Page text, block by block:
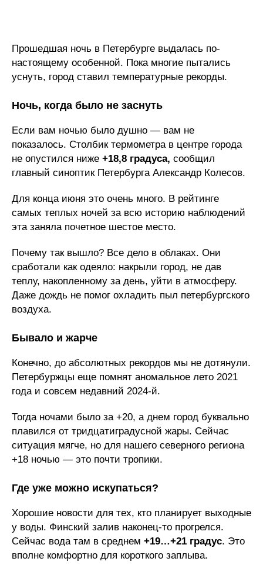
Прошедшая ночь в Петербурге выдалась по-
настоящему особенной. Пока многие пытались
уснуть, город ставил температурные рекорды.
Ночь, когда было не заснуть
Если вам ночью было душно — вам не
показалось. Столбик термометра в центре города
не опустился ниже +18,8 градуса, сообщил
главный синоптик Петербурга Александр Колесов.
Для конца июня это очень много. В рейтинге
самых теплых ночей за всю историю наблюдений
эта заняла почетное шестое место.
Почему так вышло? Все дело в облаках. Они
сработали как одеяло: накрыли город, не дав
теплу, накопленному за день, уйти в атмосферу.
Даже дождь не помог охладить пыл петербургского
воздуха.
Бывало и жарче
Конечно, до абсолютных рекордов мы не дотянули.
Петербуржцы еще помнят аномальное лето 2021
года и совсем недавний 2024-й.
Тогда ночами было за +20, а днем город буквально
плавился от тридцатиградусной жары. Сейчас
ситуация мягче, но для нашего северного региона
+18 ночью — это почти тропики.
Где уже можно искупаться?
Хорошие новости для тех, кто планирует выходные
у воды. Финский залив наконец-то прогрелся.
Сейчас вода там в среднем +19…+21 градус. Это
вполне комфортно для короткого заплыва.